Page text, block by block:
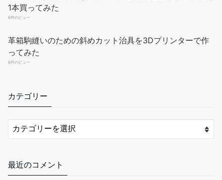
製 カービング スタンピング ツーリングキット
トツールセットには72PCSのレザー加工ツールが含まれており、
すべてのレザー作成ツールは繊細なレザー製の収納バッグに整然
単です。 レザー縫製キット：レザークラフトツールセットには、
千枚通し、ステッチパンチ、調節可能なグルーバー、縫製トレー
1本買ってみた
6件のビュー
革箱駒縫いのための斜めカット治具を3Dプリンターで作
ってみた
6件のビュー
カテゴリー
最近のコメント